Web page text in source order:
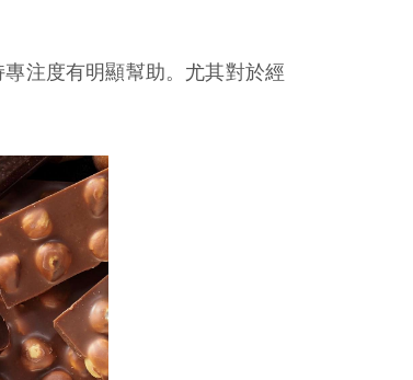
注度有明顯幫助。尤其對於經